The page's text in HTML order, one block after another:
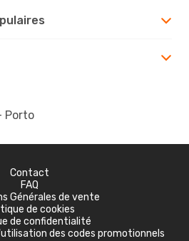
Porto
Contact
FAQ
Générales de vente
de cookies
de confidentialité
des codes promotionnels